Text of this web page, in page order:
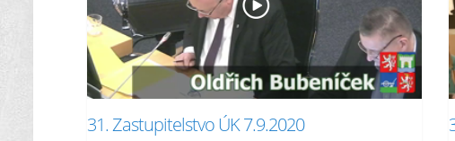
31. Zastupitelstvo ÚK 7.9.2020